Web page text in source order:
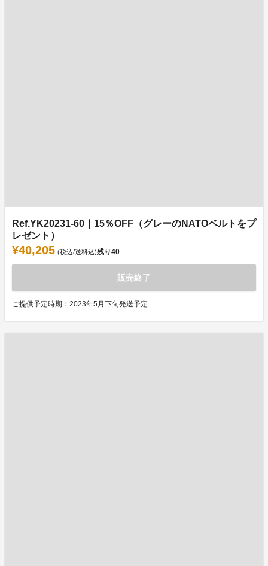
Ref.YK20231-60｜15％OFF（グレーのNATOベルトをプ
レゼント）
¥40,205 (税込/送料込)残り40
販売終了
ご提供予定時期：2023年5月下旬発送予定